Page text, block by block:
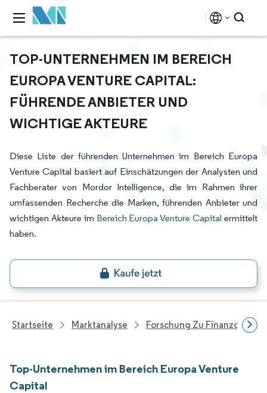
TOP-UNTERNEHMEN IM BEREICH
EUROPA VENTURE CAPITAL:
FÜHRENDE ANBIETER UND
WICHTIGE AKTEURE
Diese Liste der führenden Unternehmen im Bereich Europa
Venture Capital basiert auf Einschätzungen der Analysten und
Fachberater von Mordor Intelligence, die im Rahmen ihrer
umfassenden Recherche die Marken, führenden Anbieter und
wichtigen Akteure im Bereich Europa Venture Capital ermittelt
haben.
Startseite Marktanalyse Forschung Zu
Top-Unternehmen im Bereich Europa Venture
Capital